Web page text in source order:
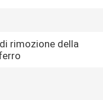
rimozione della